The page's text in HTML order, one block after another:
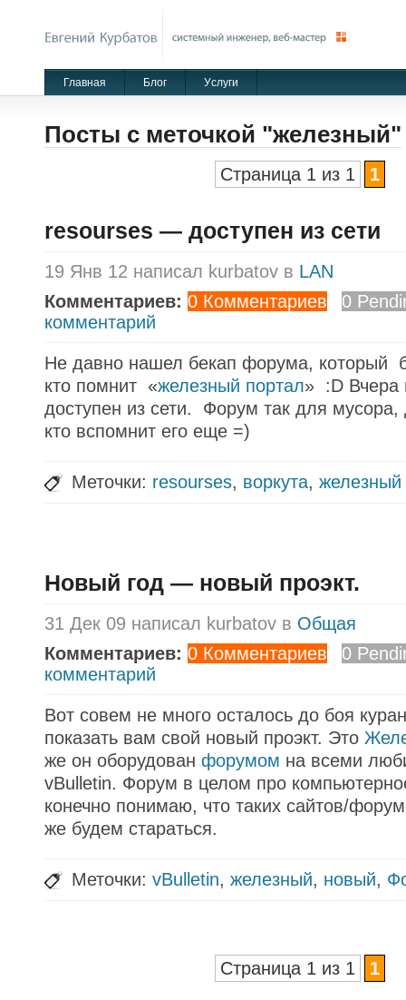
Главная Блог Уcлуги
Посты с меточкой "железный"
Страница 1 из 1 1
resourses — доступен из сети
19 Янв 12 написал kurbatov в LAN
Комментариев: 0 Комментариев
0
комментарий
Не давно нашел бекап форума, который
кто помнит «железный портал» :D Вчера
доступен из сети. Форум так для мусора,
кто вспомнит его еще =)
Меточки: resourses, воркута, железный
Новый год — новый проэкт.
31 Дек 09 написал kurbatov в Общая
Комментариев: 0 Комментариев
0
комментарий
Вот совем не много осталось до боя
показать вам свой новый проэкт. Это
же он оборудован форумом на всеми
vBulletin. Форум в целом про
конечно понимаю, что таких сайтов/
же будем стараться.
Меточки: vBulletin, железный, новый,
Страница 1 из 1 1